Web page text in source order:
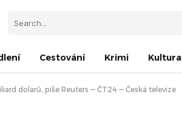
Cestování Krimi Kultura
dolarů, píše Reuters — ČT24 — Česká televize